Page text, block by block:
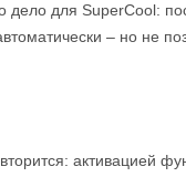
дело для SuperCool:
– но не
активацией